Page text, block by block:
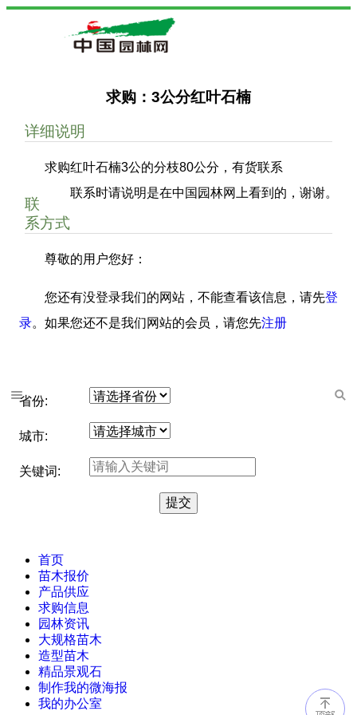
求购：3公分红叶石楠
详细说明
求购红叶石楠3公的分枝80公分，有货联系
联系时请说明是在中国园林网上看到的，谢谢。
联
系方式
尊敬的用户您好：
您还有没登录我们的网站，不能查看该信息，请先登
录。如果您还不是我们网站的会员，请您先注册
省份:
城市:
关键词:
首页
苗木报价
产品供应
求购信息
园林资讯
大规格苗木
造型苗木
精品景观石
制作我的微海报
我的办公室